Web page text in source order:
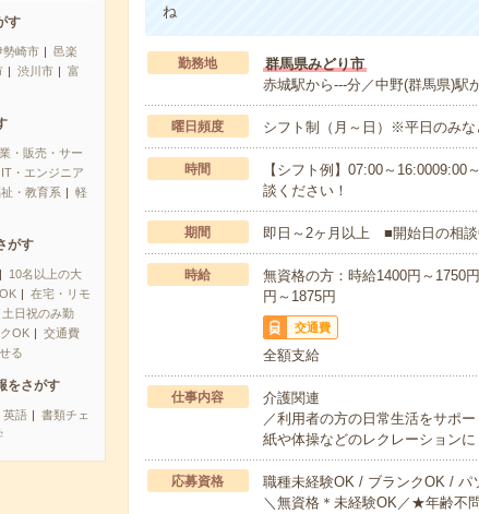
す
勢崎市
邑楽
渋川市
富
・販売・サー
IT・エンジニア
・教育系
軽
がす
10名以上の大
在宅・リモ
土日祝のみ勤
OK
交通費
る
をさがす
英語
書類チェ
ね
勤務地
群馬県みどり市
赤城駅から---分／中野(群馬県)駅
曜日頻度 シフト制（月～日）※平日のみ
時間
【シフト例】07:00～
談ください！
期間 即日～2ヶ月以上 ■開始日の相談
時給
無資格の方：時給1400円～1750
円～1875円
交通費
全額支給
仕事内容
介護関連
／利用者の方の日常生活をサポ
紙や体操などのレクレーション
応募資格
職種未経験OK / ブランクOK / パ
＼無資格＊未経験OK／★年齢不